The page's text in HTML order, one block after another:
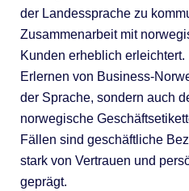
der Landessprache zu
Zusammenarbeit mit
Kunden erheblich
Erlernen von Business-
der Sprache, sondern auch
norwegische
Fällen sind geschäftliche
stark von Vertrauen und
geprägt.